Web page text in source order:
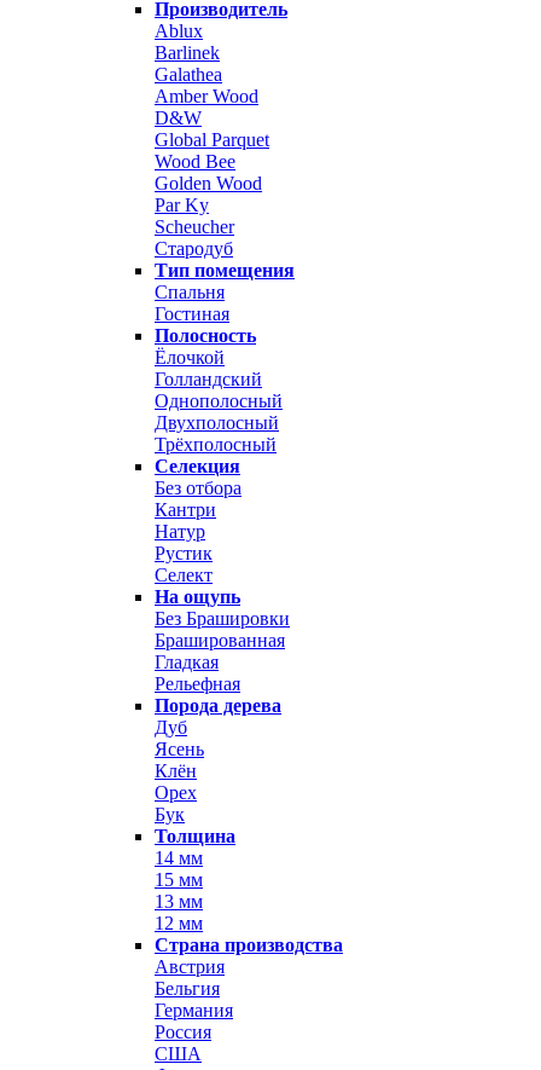
Производитель
Ablux
Barlinek
Galathea
Amber Wood
D&W
Global Parquet
Wood Bee
Golden Wood
Par Ky
Scheucher
Стародуб
Тип помещения
Спальня
Гостиная
Полосность
Ёлочкой
Голландский
Однополосный
Двухполосный
Трёхполосный
Селекция
Без отбора
Кантри
Натур
Рустик
Селект
На ощупь
Без Брашировки
Брашированная
Гладкая
Рельефная
Порода дерева
Дуб
Ясень
Клён
Орех
Бук
Толщина
14 мм
15 мм
13 мм
12 мм
Страна производства
Австрия
Бельгия
Германия
Россия
США